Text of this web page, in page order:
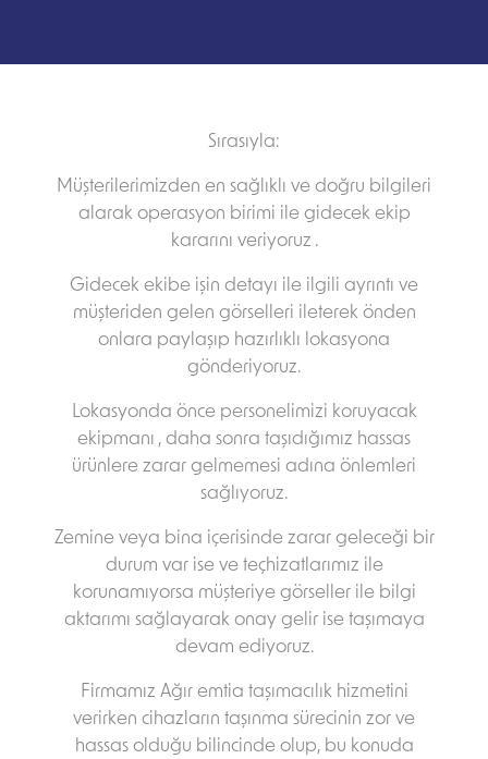
Sırasıyla:
Müşterilerimizden en sağlıklı ve doğru bilgileri
alarak operasyon birimi ile gidecek ekip
kararını veriyoruz .
Gidecek ekibe işin detayı ile ilgili ayrıntı ve
müşteriden gelen görselleri ileterek önden
onlara paylaşıp hazırlıklı lokasyona
gönderiyoruz.
Lokasyonda önce personelimizi koruyacak
ekipmanı , daha sonra taşıdığımız hassas
ürünlere zarar gelmemesi adına önlemleri
sağlıyoruz.
Zemine veya bina içerisinde zarar geleceği bir
durum var ise ve teçhizatlarımız ile
korunamıyorsa müşteriye görseller ile bilgi
aktarımı sağlayarak onay gelir ise taşımaya
devam ediyoruz.
Firmamız Ağır emtia taşımacılık hizmetini
verirken cihazların taşınma sürecinin zor ve
hassas olduğu bilincinde olup, bu konuda